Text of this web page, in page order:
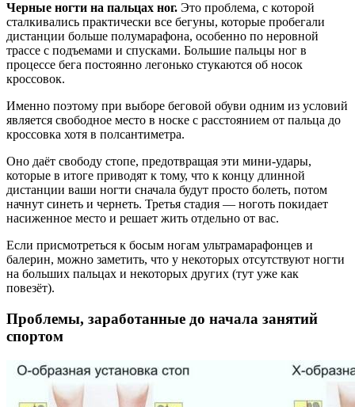
Черные ногти на пальцах ног. Это проблема, с которой
сталкивались практически все бегуны, которые пробегали
дистанции больше полумарафона, особенно по неровной
трассе с подъемами и спусками. Большие пальцы ног в
процессе бега постоянно легонько стукаются об носок
кроссовок.
Именно поэтому при выборе беговой обуви одним из условий
является свободное место в носке с расстоянием от пальца до
кроссовка хотя в полсантиметра.
Оно даёт свободу стопе, предотвращая эти мини-удары,
которые в итоге приводят к тому, что к концу длинной
дистанции ваши ногти сначала будут просто болеть, потом
начнут синеть и чернеть. Третья стадия — ноготь покидает
насиженное место и решает жить отдельно от вас.
Если присмотреться к босым ногам ультрамарафонцев и
балерин, можно заметить, что у некоторых отсутствуют ногти
на больших пальцах и некоторых других (тут уже как
повезёт).
Проблемы, заработанные до начала занятий
спортом